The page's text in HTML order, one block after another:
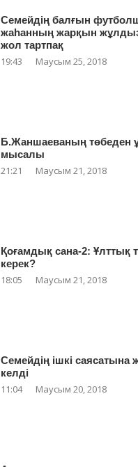
Семейдің балғын
жаһанның жарқын
жол тартпақ
19:43 Маусым 25, 2018
Б.Жаншаеваның төбеден
мысалы
21:21 Маусым 21, 2018
Қоғамдық сана-2: Ұлттық
керек?
18:05 Маусым 21, 2018
Семейдің ішкі саясатына
келді
11:04 Маусым 20, 2018